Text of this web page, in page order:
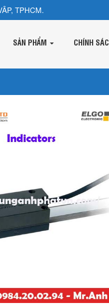
TPHCM.
SẢN PHẨM CHÍNH